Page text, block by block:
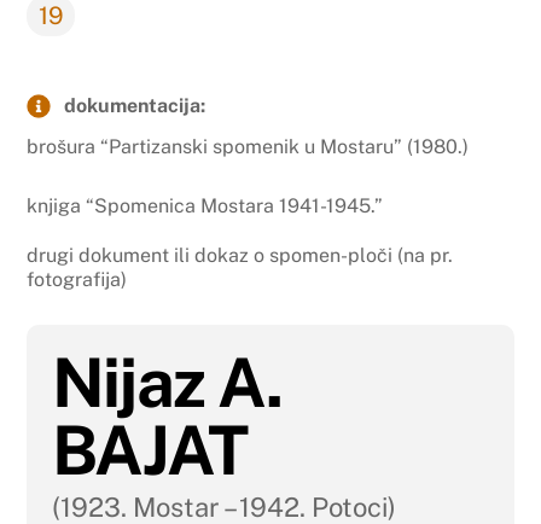
19
dokumentacija:
brošura “Partizanski spomenik u Mostaru” (1980.)
knjiga “Spomenica Mostara 1941-1945.”
drugi dokument ili dokaz o spomen-ploči (na pr.
fotografija)
Nijaz A.
BAJAT
(1923. Mostar – 1942. Potoci)